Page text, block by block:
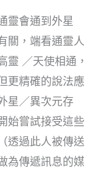
靈會通到外星
關，端看通靈人
靈 ／天使相通，
更精確的說法應
星／異次元存
始嘗試接受這些
透過此人被傳送
為傳遞訊息的媒